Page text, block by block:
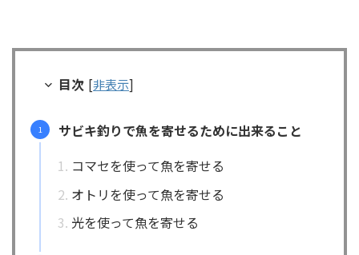
目次 [非表示]
サビキ釣りで魚を寄せるために出来ること
コマセを使って魚を寄せる
オトリを使って魚を寄せる
光を使って魚を寄せる